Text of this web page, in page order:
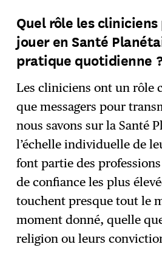
Quel rôle les
jouer en Santé
pratique quotidienne ?
Les cliniciens ont un rôle
que messagers pour
nous savons sur la Santé
l’échelle individuelle de
font partie des
de confiance les plus
touchent presque tout le
moment donné, quelle
religion ou leurs